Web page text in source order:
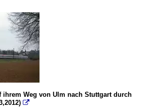
ihrem Weg von Ulm nach Stuttgart durch
